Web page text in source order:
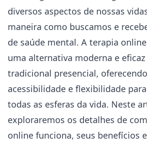
diversos aspectos de nossas
maneira como buscamos e
de saúde mental. A terapia online
uma alternativa moderna e
tradicional presencial,
acessibilidade e flexibilidade
todas as esferas da vida. Neste
exploraremos os detalhes de
online funciona, seus benefícios